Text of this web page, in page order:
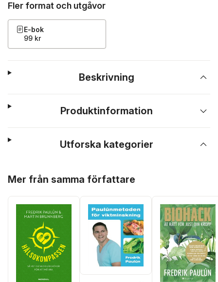
Fler format och utgåvor
E-bok
99 kr
Beskrivning
Produktinformation
Utforska kategorier
Mer från samma författare